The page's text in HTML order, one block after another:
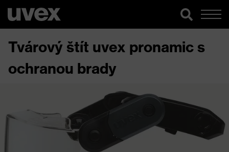
Tvárový štít uvex pronamic s
ochranou brady